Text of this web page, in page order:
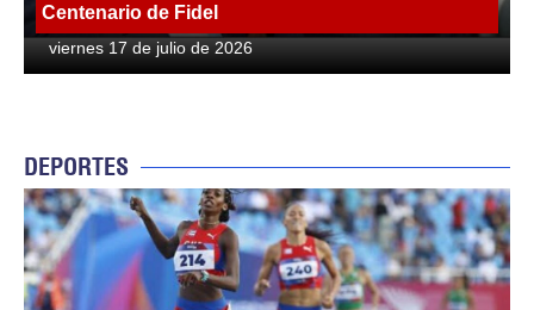
Centenario de Fidel
viernes 17 de julio de 2026
DEPORTES